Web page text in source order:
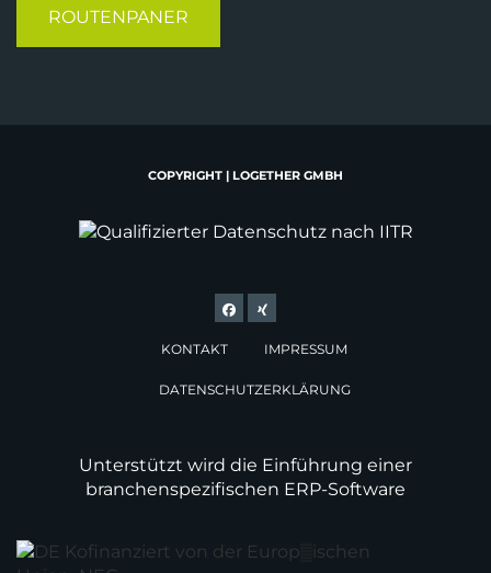
ROUTENPANER
COPYRIGHT | LOGETHER GMBH
KONTAKT IMPRESSUM
DATENSCHUTZERKLÄRUNG
Unterstützt wird die Einführung einer
branchenspezifischen ERP-Software